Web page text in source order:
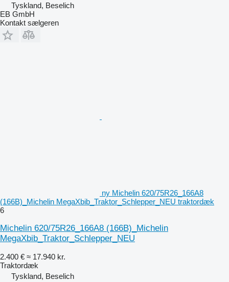
Tyskland, Beselich
EB GmbH
Kontakt sælgeren
ny Michelin 620/75R26_166A8
(166B)_Michelin MegaXbib_Traktor_Schlepper_NEU traktordæk
6
Michelin 620/75R26_166A8 (166B)_Michelin
MegaXbib_Traktor_Schlepper_NEU
2.400 € ≈ 17.940 kr.
Traktordæk
Tyskland, Beselich